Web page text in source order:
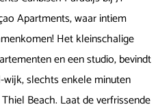
Apartments, waar intiem
Het kleinschalige
en een studio, bevindt
wijk, slechts enkele minuten
Beach. Laat de verfrissende